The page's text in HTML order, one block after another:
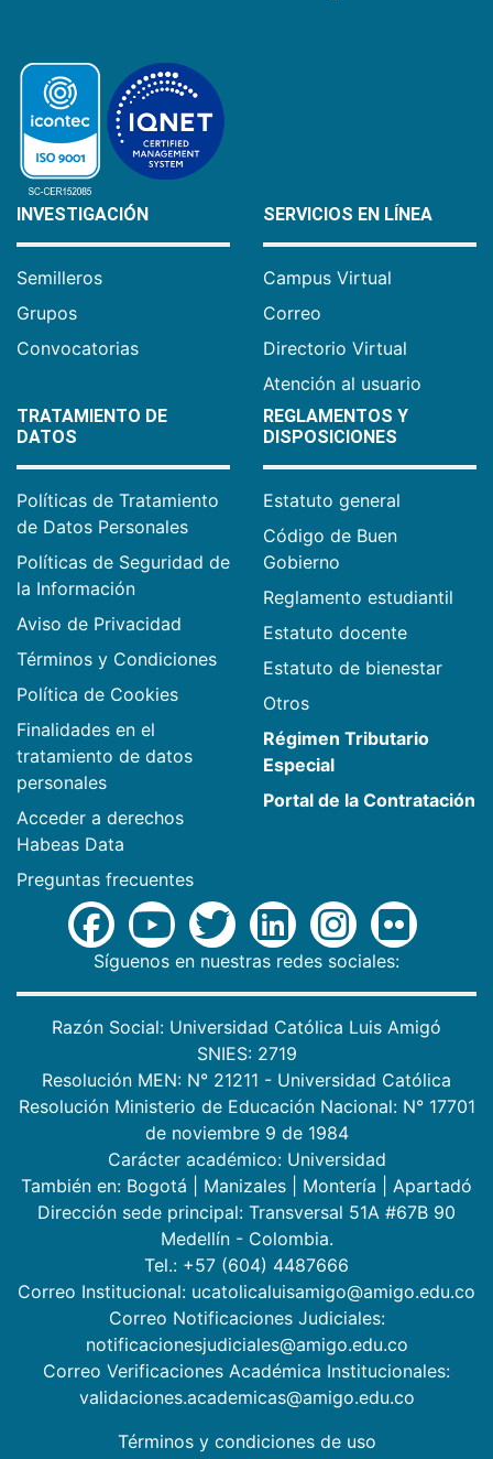
INVESTIGACIÓN
Semilleros
Grupos
Convocatorias
SERVICIOS EN LÍNEA
Campus Virtual
Correo
Directorio Virtual
Atención al usuario
TRATAMIENTO DE
DATOS
Políticas de Tratamiento
de Datos Personales
Políticas de Seguridad de
la Información
Aviso de Privacidad
Términos y Condiciones
Política de Cookies
Finalidades en el
tratamiento de datos
personales
Acceder a derechos
Habeas Data
Preguntas frecuentes
REGLAMENTOS Y
DISPOSICIONES
Estatuto general
Código de Buen
Gobierno
Reglamento estudiantil
Estatuto docente
Estatuto de bienestar
Otros
Régimen Tributario
Especial
Portal de la Contratación
Síguenos en nuestras redes sociales:
Razón Social: Universidad Católica Luis Amigó
SNIES: 2719
Resolución MEN: N° 21211 - Universidad Católica
Resolución Ministerio de Educación Nacional: N° 17701
de noviembre 9 de 1984
Carácter académico: Universidad
También en: Bogotá Manizales Montería
Apartadó
Dirección sede principal: Transversal 51A #67B 90
Medellín - Colombia.
Tel.: +57 (604) 4487666
Correo Institucional: ucatolicaluisamigo@amigo.edu.co
Correo Notificaciones Judiciales:
notificacionesjudiciales@amigo.edu.co
Correo Verificaciones Académica Institucionales:
validaciones.academicas@amigo.edu.co
Términos y condiciones de uso